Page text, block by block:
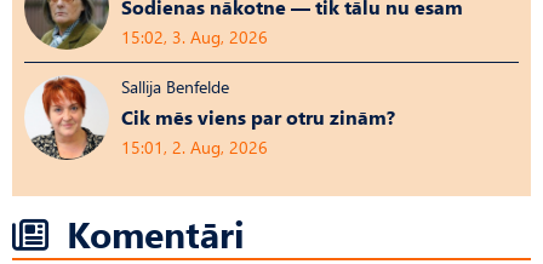
Šodienas nākotne — tik tālu nu esam
15:02, 3. Aug, 2026
Sallija Benfelde
Cik mēs viens par otru zinām?
15:01, 2. Aug, 2026
Komentāri